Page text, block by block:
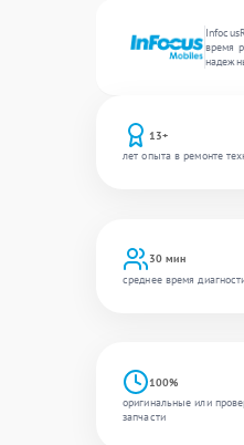
время
13+
лет опыта в ремонте
30 мин
среднее время
100%
оригинальные или
запчасти